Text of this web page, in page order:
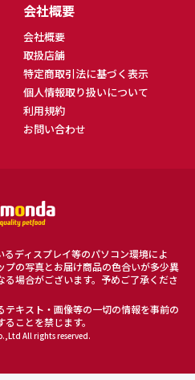
会社概要
会社概要
取扱店舗
特定商取引法に基づく表示
個人情報取り扱いについて
利用規約
お問い合わせ
ディスプレイ等のパソコン環境によ
プの写真とお届け商品の色合いが多少異
場合がございます。予めご了承くださ
テキスト・画像等の一切の情報を事前の
ことを禁じます。
All rights reserved.